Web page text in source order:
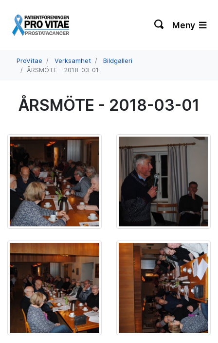
Meny
ProVitae Verksamhet
Bildgalleri
ÅRSMÖTE - 2018-03-01
ÅRSMÖTE - 2018-03-01